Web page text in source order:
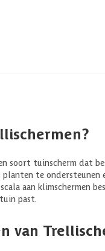
soort tuinscherm dat
te ondersteunen
aan klimschermen
past.
van